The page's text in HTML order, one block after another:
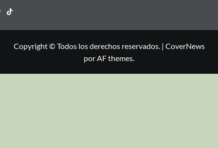
Copyright © Todos los derechos reservados. | CoverNews
por AF themes.